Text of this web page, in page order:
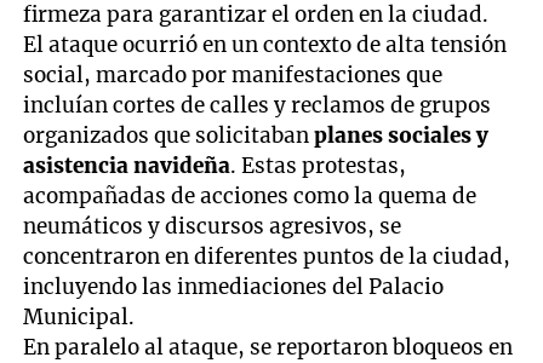
firmeza para garantizar el orden en la ciudad.
El ataque ocurrió en un contexto de alta tensión
social, marcado por manifestaciones que
incluían cortes de calles y reclamos de grupos
organizados que solicitabanplanes sociales y
asistencia navideña. Estas protestas,
acompañadas de acciones como la quema de
neumáticos y discursos agresivos, se
concentraron en diferentes puntos de la ciudad,
incluyendo las inmediaciones del Palacio
Municipal.
En paralelo al ataque, se reportaron bloqueos en